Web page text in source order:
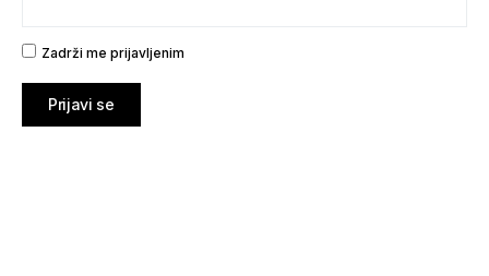
Zadrži me prijavljenim
Prijavi se